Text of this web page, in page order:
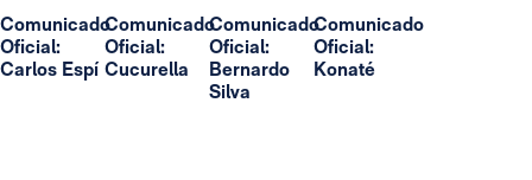
Comunicado
Oficial:
Carlos Espí
Comunicado
Oficial:
Cucurella
Comunicado
Oficial:
Bernardo
Silva
Comunicado
Oficial:
Konaté